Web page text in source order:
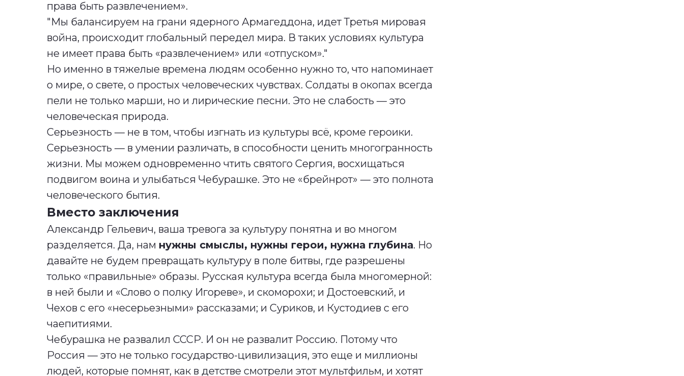
права быть развлечением».
"Мы балансируем на грани ядерного Армагеддона, идет Третья мировая
война, происходит глобальный передел мира. В таких условиях культура
не имеет права быть «развлечением» или «отпуском»."
Но именно в тяжелые времена людям особенно нужно то, что напоминает
о мире, о свете, о простых человеческих чувствах. Солдаты в окопах всегда
пели не только марши, но и лирические песни. Это не слабость — это
человеческая природа.
Серьезность — не в том, чтобы изгнать из культуры всё, кроме героики.
Серьезность — в умении различать, в способности ценить многогранность
жизни. Мы можем одновременно чтить святого Сергия, восхищаться
подвигом воина и улыбаться Чебурашке. Это не «брейнрот» — это полнота
человеческого бытия.
Вместо заключения
Александр Гельевич, ваша тревога за культуру понятна и во многом
разделяется. Да, нам нужны смыслы, нужны герои, нужна глубина. Но
давайте не будем превращать культуру в поле битвы, где разрешены
только «правильные» образы. Русская культура всегда была многомерной:
в ней были и «Слово о полку Игореве», и скоморохи; и Достоевский, и
Чехов с его «несерьезными» рассказами; и Суриков, и Кустодиев с его
чаепитиями.
Чебурашка не развалил СССР. И он не развалит Россию. Потому что
Россия — это не только государство-цивилизация, это еще и миллионы
людей, которые помнят, как в детстве смотрели этот мультфильм, и хотят